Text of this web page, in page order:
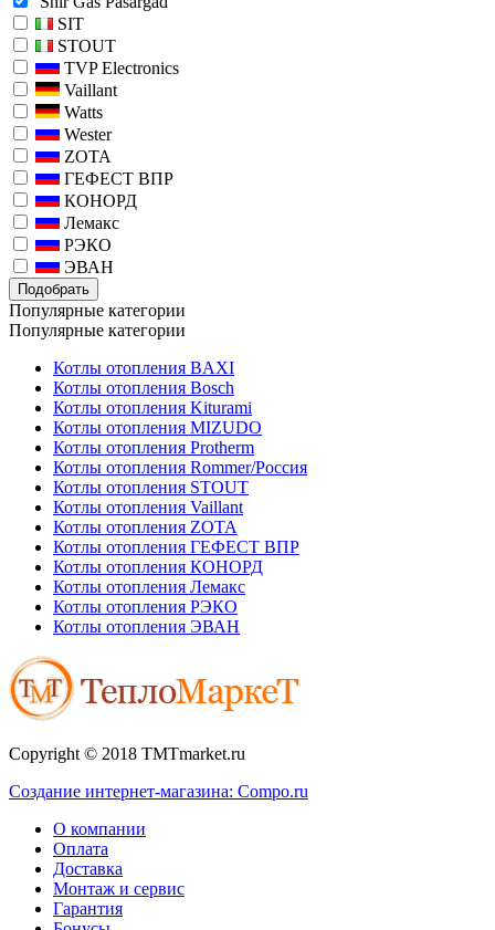
SIT
STOUT
TVP Electronics
Vaillant
Watts
Wester
ZOTA
ГЕФЕСТ ВПР
КОНОРД
Лемакс
РЭКО
ЭВАН
Подобрать
Популярные категории
Популярные категории
Котлы отопления BAXI
Котлы отопления Bosch
Котлы отопления Kiturami
Котлы отопления MIZUDO
Котлы отопления Protherm
Котлы отопления Rommer/Россия
Котлы отопления STOUT
Котлы отопления Vaillant
Котлы отопления ZOTA
Котлы отопления ГЕФЕСТ ВПР
Котлы отопления КОНОРД
Котлы отопления Лемакс
Котлы отопления РЭКО
Котлы отопления ЭВАН
Copyright © 2018 TMTmarket.ru
Создание интернет-магазина: Compo.ru
О компании
Оплата
Доставка
Монтаж и сервис
Гарантия